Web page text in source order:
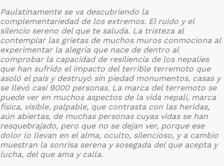
Paulatinamente se va descubriendo la
complementariedad de los extremos. El ruido y el
silencio sereno del que te saluda. La tristeza al
contemplar las grietas de muchos muros conmociona al
experimentar la alegría que nace de dentro al
comprobar la capacidad de resiliencia de los nepalíes
que han sufrido el impacto del terrible terremoto que
asoló el país y destruyó sin piedad monumentos, casas y
se llevó casi 9000 personas. La marca del terremoto se
puede ver en muchos aspectos de la vida nepalí, marca
física, visible, palpable, que contrasta con las heridas,
aún abiertas, de muchas personas cuyas vidas se han
resquebrajado, pero que no se dejan ver, porque ese
dolor lo llevan en el alma, oculto, silencioso, y a cambio
muestran la sonrisa serena y sosegada del que acepta y
lucha, del que ama y calla.